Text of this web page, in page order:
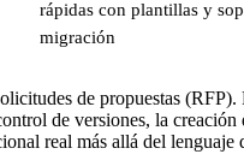
rápidas con plantillas y
migración
de propuestas
de versiones, la
real más allá del lenguaje